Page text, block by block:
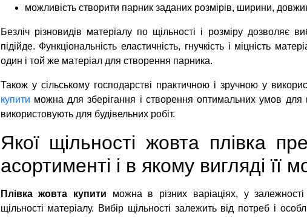
можливість створити парник заданих розмірів, ширини,
Безліч різновидів матеріалу по щільності і розміру дозволяє
підійде. Функціональність еластичність, гнучкість і міцність
один і той же матеріал для створення парника.
Також у сільському господарстві практичною і зручною у
купити можна для зберігання і створення оптимальних умов для
використовують для будівельних робіт.
Якої щільності жовта плівка
асортименті і в якому вигляді її
Плівка жовта купити можна в різних варіаціях, у залежності
щільності матеріалу. Вибір щільності залежить від потреб і